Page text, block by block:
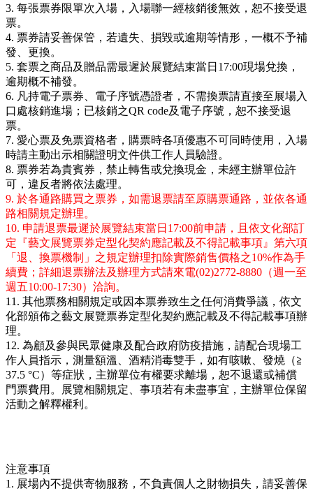
3. 每張票券限單次入場，入場聯一經核銷後無效，恕不接受退
票。
4. 票券請妥善保管，若遺失、損毀或逾期等情形，一概不予補
發、更換。
5. 套票之商品及贈品需最遲於展覽結束當日17:00現場兌換，
逾期概不補發。
6. 凡持電子票券、電子序號憑證者，不需換票請直接至展場入
口處核銷進場；已核銷之QR code及電子序號，恕不接受退
票。
7. 愛心票及免票資格者，購票時各項優惠不可同時使用，入場
時請主動出示相關證明文件供工作人員驗證。
8. 票券若為貴賓券，禁止轉售或兌換現金，未經主辦單位許
可，違反者將依法處理。
9. 於各通路購買之票券，如需退票請至原購票通路，並依各通
路相關規定辦理。
10. 申請退票最遲於展覽結束當日17:00前申請，且依文化部訂
定『藝文展覽票券定型化契約應記載及不得記載事項』第六項
「退、換票機制」之規定辦理扣除實際銷售價格之10%作為手
續費；詳細退票辦法及辦理方式請來電(02)2772-8880（週一至
週五10:00-17:30）洽詢。
11. 其他票務相關規定或因本票券致生之任何消費爭議，依文
化部頒佈之藝文展覽票券定型化契約應記載及不得記載事項辦
理。
12. 為顧及參與民眾健康及配合政府防疫措施，請配合現場工
作人員指示，測量額溫、酒精消毒雙手，如有咳嗽、發燒（≧
37.5 °C）等症狀，主辦單位有權要求離場，恕不退還或補償
門票費用。展覽相關規定、事項若有未盡事宜，主辦單位保留
活動之解釋權利。
注意事項
1. 展場內不提供寄物服務，不負責個人之財物損失，請妥善保